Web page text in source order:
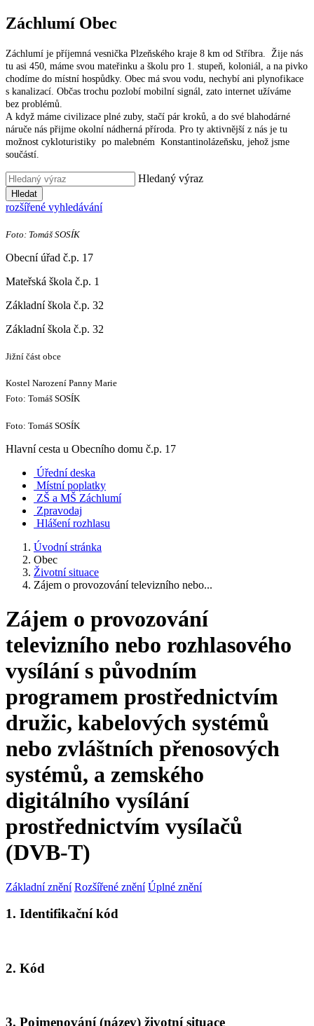
Záchlumí Obec
Záchlumí je příjemná vesnička Plzeňského kraje 8 km od Stříbra. Žije nás
tu asi 450, máme svou mateřinku a školu pro 1. stupeň, koloniál, a na pivko
chodíme do místní hospůdky. Obec má svou vodu, nechybí ani plynofikace
s kanalizací. Občas trochu pozlobí mobilní signál, zato internet užíváme
bez problémů.
A když máme civilizace plné zuby, stačí pár kroků, a do své blahodárné
náruče nás přijme okolní nádherná příroda. Pro ty aktivnější z nás je tu
možnost cykloturistiky po malebném Konstantinolázeňsku, jehož jsme
součástí.
Hledaný výraz
Hledat
rozšířené vyhledávání
Foto: Tomáš SOSÍK
Obecní úřad č.p. 17
Mateřská škola č.p. 1
Základní škola č.p. 32
Základní škola č.p. 32
Jižní část obce
Kostel Narození Panny Marie
Foto: Tomáš SOSÍK
Foto: Tomáš SOSÍK
Hlavní cesta u Obecního domu č.p. 17
Úřední deska
Místní poplatky
ZŠ a MŠ Záchlumí
Zpravodaj
Hlášení rozhlasu
Úvodní stránka
Obec
Životní situace
Zájem o provozování televizního nebo...
Zájem o provozování
televizního nebo rozhlasového
vysílání s původním
programem prostřednictvím
družic, kabelových systémů
nebo zvláštních přenosových
systémů, a zemského
digitálního vysílání
prostřednictvím vysílačů
(DVB-T)
Základní znění Rozšířené znění Úplné znění
1. Identifikační kód
2. Kód
3. Pojmenování (název) životní situace